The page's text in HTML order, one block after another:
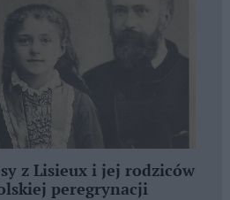
z Lisieux i jej rodziców
peregrynacji